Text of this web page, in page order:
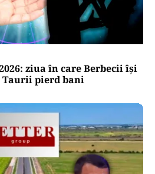
ziua în care Berbecii își
pierd bani